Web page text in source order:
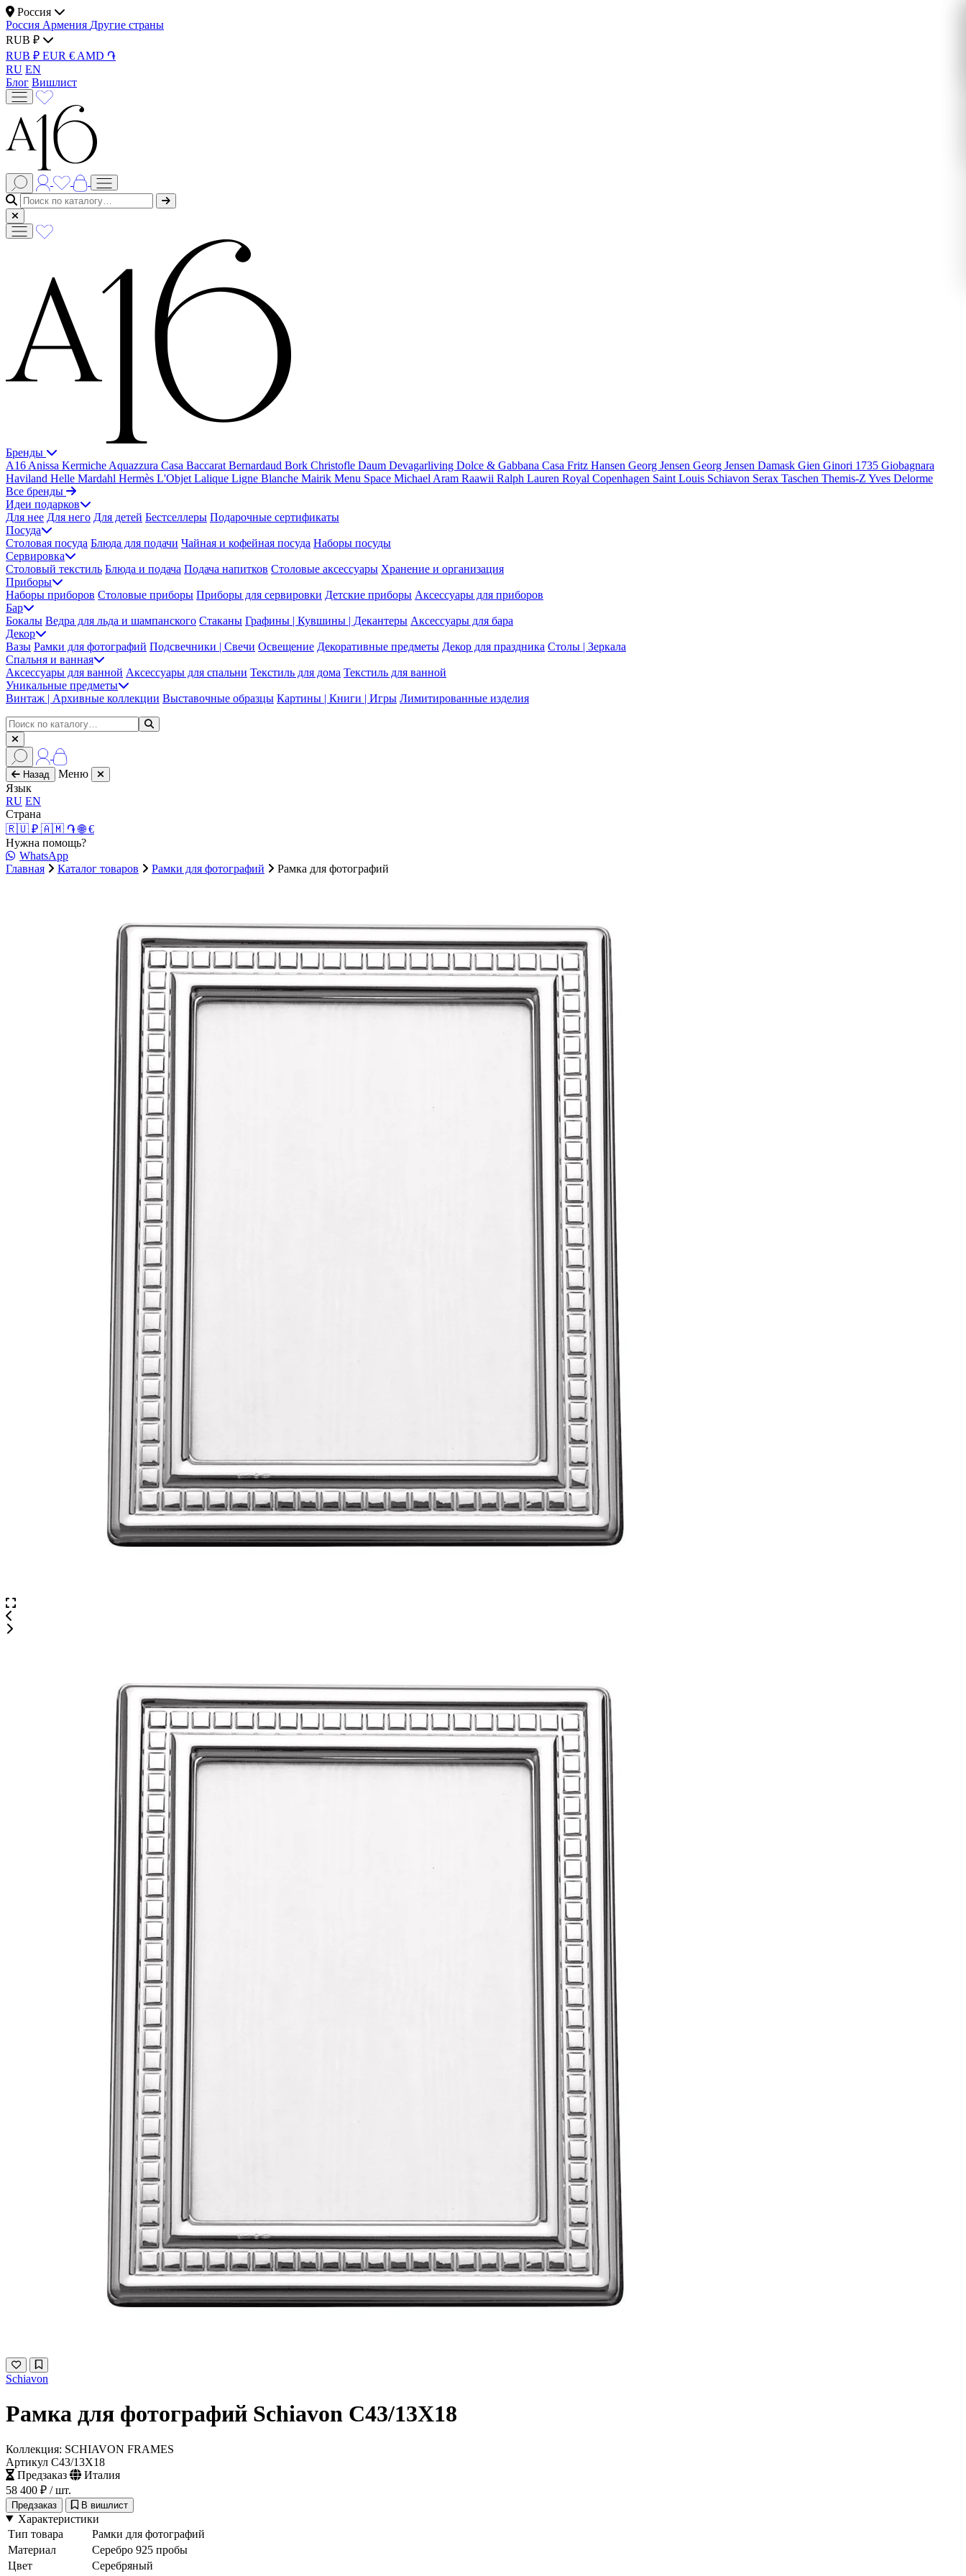
Россия
Россия Армения Другие страны
RUB ₽
RUB ₽ EUR € AMD ֏
RU EN
Блог Вишлист
Бренды
A16 Anissa Kermiche Aquazzura Casa Baccarat Bernardaud Bork Christofle Daum Devagarliving Dolce & Gabbana Casa Fritz Hansen Georg Jensen Georg Jensen Damask Gien Ginori 1735 Giobagnara
Haviland Helle Mardahl Hermès L'Objet Lalique Ligne Blanche Mairik Menu Space Michael Aram Raawii Ralph Lauren Royal Copenhagen Saint Louis Schiavon Serax Taschen Themis-Z Yves Delorme
Все бренды
Идеи подарков
Для нее Для него Для детей Бестселлеры Подарочные сертификаты
Посуда
Столовая посуда Блюда для подачи Чайная и кофейная посуда Наборы посуды
Сервировка
Столовый текстиль Блюда и подача Подача напитков Столовые аксессуары Хранение и организация
Приборы
Наборы приборов Столовые приборы Приборы для сервировки Детские приборы Аксессуары для приборов
Бар
Бокалы Ведра для льда и шампанского Стаканы Графины | Кувшины | Декантеры Аксессуары для бара
Декор
Вазы Рамки для фотографий Подсвечники | Свечи Освещение Декоративные предметы Декор для праздника Столы | Зеркала
Спальня и ванная
Аксессуары для ванной Аксессуары для спальни Текстиль для дома Текстиль для ванной
Уникальные предметы
Винтаж | Архивные коллекции Выставочные образцы Картины | Книги | Игры Лимитированные изделия
Назад
Меню
Язык
RU EN
Страна
🇷🇺 ₽ 🇦🇲 ֏🌐 €
Нужна помощь?
WhatsApp
Главная
Каталог товаров Рамки для фотографий Рамка для фотографий
Schiavon
Рамка для фотографий Schiavon C43/13X18
Коллекция: SCHIAVON FRAMES
Артикул C43/13X18
Предзаказ
Италия
58 400 ₽ / шт.
Предзаказ В вишлист
Характеристики
Тип товара
Рамки для фотографий
Материал
Серебро 925 пробы
Цвет
Серебряный
Согласен(-на) получатьemail-рассылку